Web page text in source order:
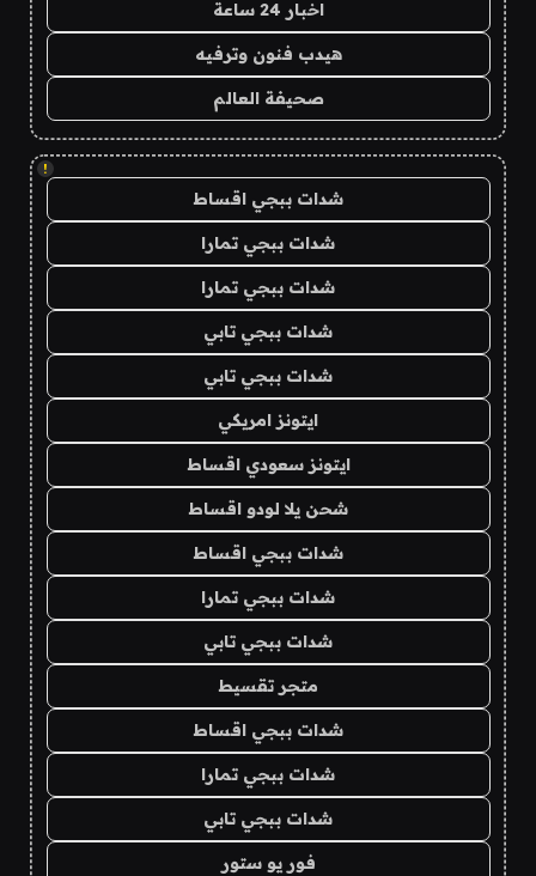
اخبار 24 ساعة
هيدب فنون وترفيه
صحيفة العالم
!
شدات ببجي اقساط
شدات ببجي تمارا
شدات ببجي تمارا
شدات ببجي تابي
شدات ببجي تابي
ايتونز امريكي
ايتونز سعودي اقساط
شحن يلا لودو اقساط
شدات ببجي اقساط
شدات ببجي تمارا
شدات ببجي تابي
متجر تقسيط
شدات ببجي اقساط
شدات ببجي تمارا
شدات ببجي تابي
فور يو ستور